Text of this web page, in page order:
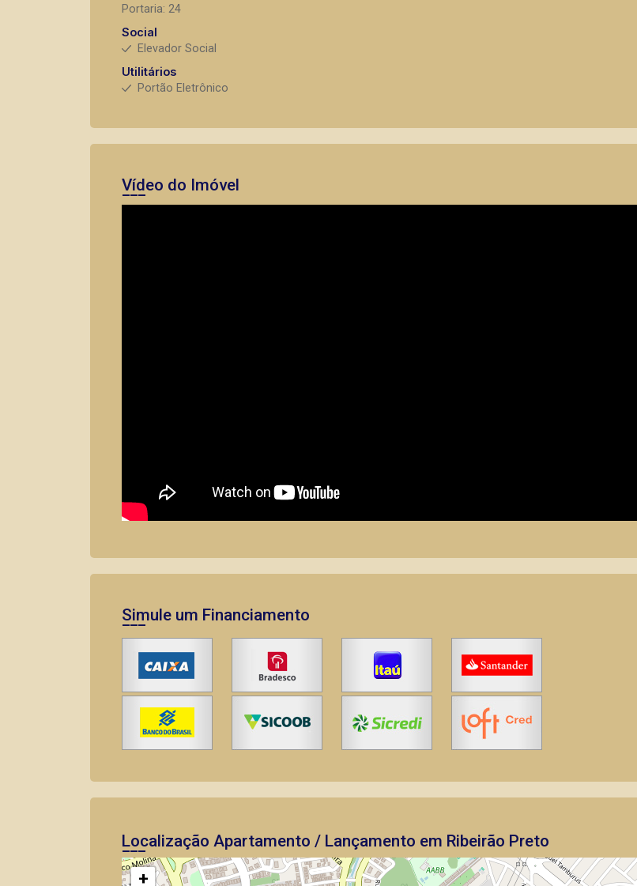
Portaria: 24
Social
Elevador Social
Utilitários
Portão Eletrônico
Vídeo do Imóvel
Simule um Financiamento
Localização Apartamento / Lançamento em Ribeirão Preto
+